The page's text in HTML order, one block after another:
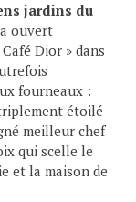
jardins du
ouvert
Dior » dans
fourneaux :
étoilé
meilleur chef
qui scelle le
et la maison de